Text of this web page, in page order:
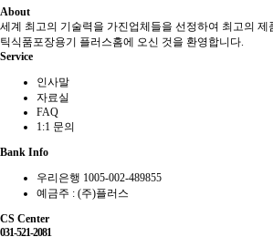
About
세계 최고의 기술력을 가진업체들을 선정하여 최고의 제
틱식품포장용기 플러스홈에 오신 것을 환영합니다.
Service
인사말
자료실
FAQ
1:1 문의
Bank Info
우리은행 1005-002-489855
예금주 : (주)플러스
CS Center
031-521-2081